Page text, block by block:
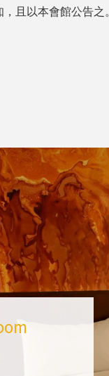
且以本會館公告之。